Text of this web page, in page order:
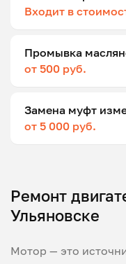
Входит в
Промывка
от 500 руб.
Замена муфт
от 5 000 руб.
Ремонт
Ульяновске
Мотор — это